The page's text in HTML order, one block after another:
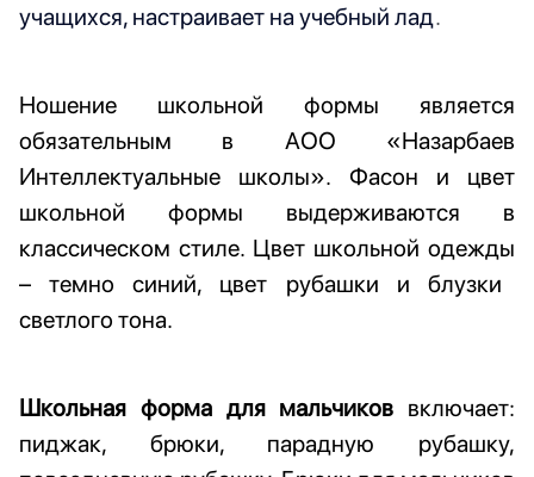
учащихся, настраивает на учебный лад.
Ношение школьной формы является
обязательным в АОО «Назарбаев
Интеллектуальные школы». Фасон и цвет
школьной формы выдерживаются в
классическом стиле. Цвет школьной одежды
– темно синий, цвет рубашки и блузки
светлого тона.
Школьная форма для мальчиков включает:
пиджак, брюки, парадную рубашку,